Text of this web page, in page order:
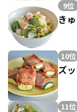
9位
き
10位
ズ
11位